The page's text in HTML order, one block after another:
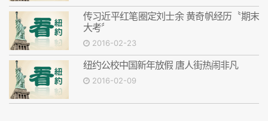
传习近平红笔圈定刘士余 黄奇帆经历〝期末
大考〞
2016-02-23
纽约公校中国新年放假 唐人街热闹非凡
2016-02-09